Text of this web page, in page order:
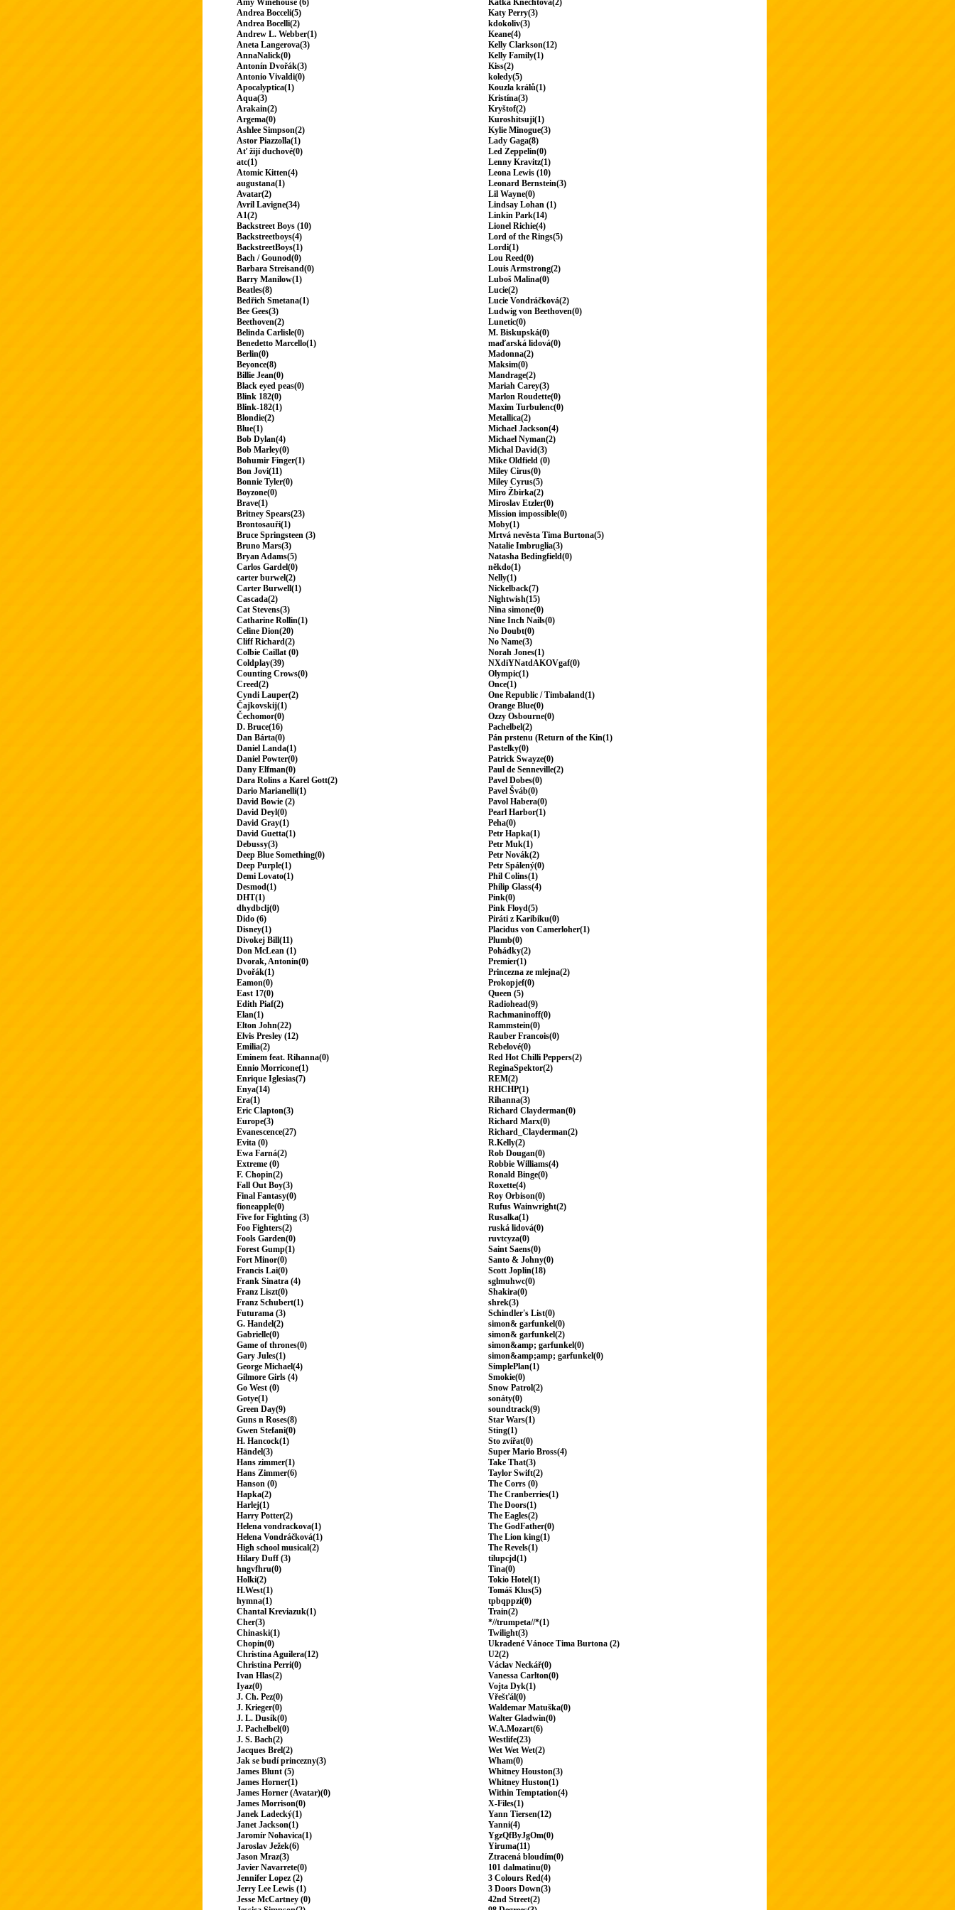
Amy Winehouse (6)
Andrea Bocceli(5)
Andrea Bocelli(2)
Andrew L. Webber(1)
Aneta Langerova(3)
AnnaNalick(0)
Antonín Dvořák(3)
Antonio Vivaldi(0)
Apocalyptica(1)
Aqua(3)
Arakain(2)
Argema(0)
Ashlee Simpson(2)
Astor Piazzolla(1)
Ať žijí duchové(0)
atc(1)
Atomic Kitten(4)
augustana(1)
Avatar(2)
Avril Lavigne(34)
A1(2)
Backstreet Boys (10)
Backstreetboys(4)
BackstreetBoys(1)
Bach / Gounod(0)
Barbara Streisand(0)
Barry Manilow(1)
Beatles(8)
Bedřich Smetana(1)
Bee Gees(3)
Beethoven(2)
Belinda Carlisle(0)
Benedetto Marcello(1)
Berlin(0)
Beyonce(8)
Billie Jean(0)
Black eyed peas(0)
Blink 182(0)
Blink-182(1)
Blondie(2)
Blue(1)
Bob Dylan(4)
Bob Marley(0)
Bohumir Finger(1)
Bon Jovi(11)
Bonnie Tyler(0)
Boyzone(0)
Brave(1)
Britney Spears(23)
Brontosauři(1)
Bruce Springsteen (3)
Bruno Mars(3)
Bryan Adams(5)
Carlos Gardel(0)
carter burwel(2)
Carter Burwell(1)
Cascada(2)
Cat Stevens(3)
Catharine Rollin(1)
Celine Dion(20)
Cliff Richard(2)
Colbie Caillat (0)
Coldplay(39)
Counting Crows(0)
Creed(2)
Cyndi Lauper(2)
Čajkovskij(1)
Čechomor(0)
D. Bruce(16)
Dan Bárta(0)
Daniel Landa(1)
Daniel Powter(0)
Dany Elfman(0)
Dara Rolins a Karel Gott(2)
Dario Marianelli(1)
David Bowie (2)
David Deyl(0)
David Gray(1)
David Guetta(1)
Debussy(3)
Deep Blue Something(0)
Deep Purple(1)
Demi Lovato(1)
Desmod(1)
DHT(1)
dhydbclj(0)
Dido (6)
Disney(1)
Divokej Bill(11)
Don McLean (1)
Dvorak, Antonin(0)
Dvořák(1)
Eamon(0)
East 17(0)
Edith Piaf(2)
Elan(1)
Elton John(22)
Elvis Presley (12)
Emilia(2)
Eminem feat. Rihanna(0)
Ennio Morricone(1)
Enrique Iglesias(7)
Enya(14)
Era(1)
Eric Clapton(3)
Europe(3)
Evanescence(27)
Evita (0)
Ewa Farná(2)
Extreme (0)
F. Chopin(2)
Fall Out Boy(3)
Final Fantasy(0)
fioneapple(0)
Five for Fighting (3)
Foo Fighters(2)
Fools Garden(0)
Forest Gump(1)
Fort Minor(0)
Francis Lai(0)
Frank Sinatra (4)
Franz Liszt(0)
Franz Schubert(1)
Futurama (3)
G. Handel(2)
Gabrielle(0)
Game of thrones(0)
Gary Jules(1)
George Michael(4)
Gilmore Girls (4)
Go West (0)
Gotye(1)
Green Day(9)
Guns n Roses(8)
Gwen Stefani(0)
H. Hancock(1)
Händel(3)
Hans zimmer(1)
Hans Zimmer(6)
Hanson (0)
Hapka(2)
Harlej(1)
Harry Potter(2)
Helena vondrackova(1)
Helena Vondráčková(1)
High school musical(2)
Hilary Duff (3)
hngvfhru(0)
Holki(2)
H.West(1)
hymna(1)
Chantal Kreviazuk(1)
Cher(3)
Chinaski(1)
Chopin(0)
Christina Aguilera(12)
Christina Perri(0)
Ivan Hlas(2)
Iyaz(0)
J. Ch. Pez(0)
J. Krieger(0)
J. L. Dusík(0)
J. Pachelbel(0)
J. S. Bach(2)
Jacques Brel(2)
Jak se budí princezny(3)
James Blunt (5)
James Horner(1)
James Horner (Avatar)(0)
James Morrison(0)
Janek Ladecký(1)
Janet Jackson(1)
Jaromír Nohavica(1)
Jaroslav Ježek(6)
Jason Mraz(3)
Javier Navarrete(0)
Jennifer Lopez (2)
Jerry Lee Lewis (1)
Jesse McCartney (0)
Katka Knechtová(2)
Katy Perry(3)
kdokoliv(3)
Keane(4)
Kelly Clarkson(12)
Kelly Family(1)
Kiss(2)
koledy(5)
Kouzla králů(1)
Kristína(3)
Kryštof(2)
Kuroshitsuji(1)
Kylie Minogue(3)
Lady Gaga(8)
Led Zeppelin(0)
Lenny Kravitz(1)
Leona Lewis (10)
Leonard Bernstein(3)
Lil Wayne(0)
Lindsay Lohan (1)
Linkin Park(14)
Lionel Richie(4)
Lord of the Rings(5)
Lordi(1)
Lou Reed(0)
Louis Armstrong(2)
Luboš Malina(0)
Lucie(2)
Lucie Vondráčková(2)
Ludwig von Beethoven(0)
Lunetic(0)
M. Biskupská(0)
maďarská lidová(0)
Madonna(2)
Maksim(0)
Mandrage(2)
Mariah Carey(3)
Marlon Roudette(0)
Maxim Turbulenc(0)
Metallica(2)
Michael Jackson(4)
Michael Nyman(2)
Michal David(3)
Mike Oldfield (0)
Miley Cirus(0)
Miley Cyrus(5)
Miro Žbirka(2)
Miroslav Etzler(0)
Mission impossible(0)
Moby(1)
Mrtvá nevěsta Tima Burtona(5)
Natalie Imbruglia(3)
Natasha Bedingfield(0)
někdo(1)
Nelly(1)
Nickelback(7)
Nightwish(15)
Nina simone(0)
Nine Inch Nails(0)
No Doubt(0)
No Name(3)
Norah Jones(1)
NXdiYNatdAKOVgaf(0)
Olympic(1)
Once(1)
One Republic / Timbaland(1)
Orange Blue(0)
Ozzy Osbourne(0)
Pachelbel(2)
Pán prstenu (Return of the Kin(1)
Pastelky(0)
Patrick Swayze(0)
Paul de Senneville(2)
Pavel Dobes(0)
Pavel Šváb(0)
Pavol Habera(0)
Pearl Harbor(1)
Peha(0)
Petr Hapka(1)
Petr Muk(1)
Petr Novák(2)
Petr Spálený(0)
Phil Colins(1)
Philip Glass(4)
Pink(0)
Pink Floyd(5)
Piráti z Karibiku(0)
Placidus von Camerloher(1)
Plumb(0)
Pohádky(2)
Premier(1)
Princezna ze mlejna(2)
Prokopjef(0)
Queen (5)
Radiohead(9)
Rachmaninoff(0)
Rammstein(0)
Rauber Francois(0)
Rebelové(0)
Red Hot Chilli Peppers(2)
ReginaSpektor(2)
REM(2)
RHCHP(1)
Rihanna(3)
Richard Clayderman(0)
Richard Marx(0)
Richard_Clayderman(2)
R.Kelly(2)
Rob Dougan(0)
Robbie Williams(4)
Ronald Binge(0)
Roxette(4)
Roy Orbison(0)
Rufus Wainwright(2)
Rusalka(1)
ruská lidová(0)
ruvtcyza(0)
Saint Saens(0)
Santo & Johny(0)
Scott Joplin(18)
sglmuhwc(0)
Shakira(0)
shrek(3)
Schindler's List(0)
simon& garfunkel(0)
simon& garfunkel(2)
simon&amp; garfunkel(0)
simon&amp;amp; garfunkel(0)
SimplePlan(1)
Smokie(0)
Snow Patrol(2)
sonáty(0)
soundtrack(9)
Star Wars(1)
Sting(1)
Sto zvířat(0)
Super Mario Bross(4)
Take That(3)
Taylor Swift(2)
The Corrs (0)
The Cranberries(1)
The Doors(1)
The Eagles(2)
The GodFather(0)
The Lion king(1)
The Revels(1)
tilupcjd(1)
Tina(0)
Tokio Hotel(1)
Tomáš Klus(5)
tpbqppzi(0)
Train(2)
*//trumpeta//*(1)
Twilight(3)
Ukradené Vánoce Tima Burtona (2)
U2(2)
Václav Neckář(0)
Vanessa Carlton(0)
Vojta Dyk(1)
Vřešťál(0)
Waldemar Matuška(0)
Walter Gladwin(0)
W.A.Mozart(6)
Westlife(23)
Wet Wet Wet(2)
Wham(0)
Whitney Houston(3)
Whitney Huston(1)
Within Temptation(4)
X-Files(1)
Yann Tiersen(12)
Yanni(4)
YgzQfByJgOm(0)
Yiruma(11)
Ztracená bloudím(0)
101 dalmatinu(0)
3 Colours Red(4)
3 Doors Down(3)
42nd Street(2)